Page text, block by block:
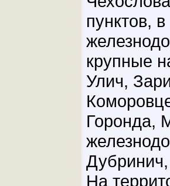
пунктов,
крупные
Улич,
Горонда,
На